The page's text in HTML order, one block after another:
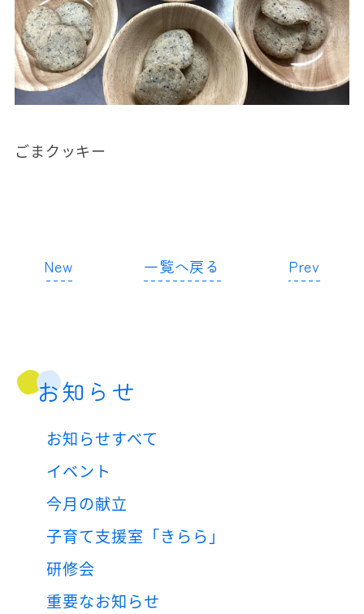
ごまクッキー
New 一覧へ戻る Prev
お知らせ
お知らせすべて
イベント
今月の献立
子育て支援室「きらら」
研修会
重要なお知らせ